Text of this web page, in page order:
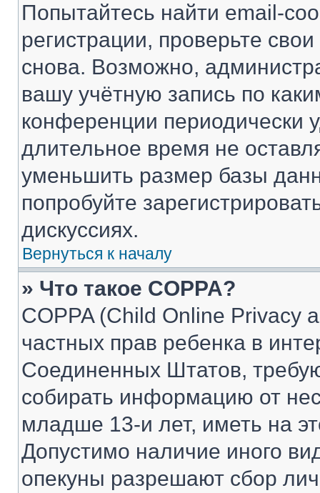
Попытайтесь найти email-
регистрации, проверьте
снова. Возможно,
вашу учётную запись по
конференции периодически
длительное время не
уменьшить размер базы
попробуйте
дискуссиях.
Вернуться к началу
» Что такое COPPA?
COPPA (Child Online Privacy
частных прав ребенка в
Соединенных Штатов,
собирать информацию от
младше 13-и лет, иметь на
Допустимо наличие иного
опекуны разрешают сбор